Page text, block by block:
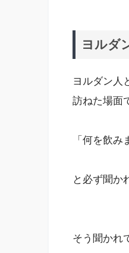
ヨルダ
ヨルダン人
訪ねた場面
「何を飲み
と必ず聞か
そう聞かれ